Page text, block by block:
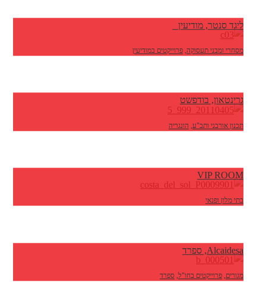
ליגד סנטר, מודיעין
מסחרי ומבני תעסוקה, פרוייקטים במודיעין
גרינטאון, בודפשט
תכנון אורבני ותב"ע, הונגריה
VIP ROOM
בתי מלון ופנאי
Alcaidesa, ספרד
מגורים, פרוייקטים בחו"ל, ספרד